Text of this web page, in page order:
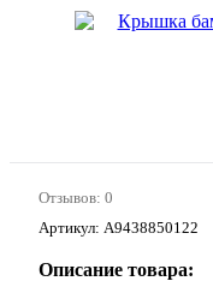
Отзывов: 0
Артикул: A9438850122
Описание товара: